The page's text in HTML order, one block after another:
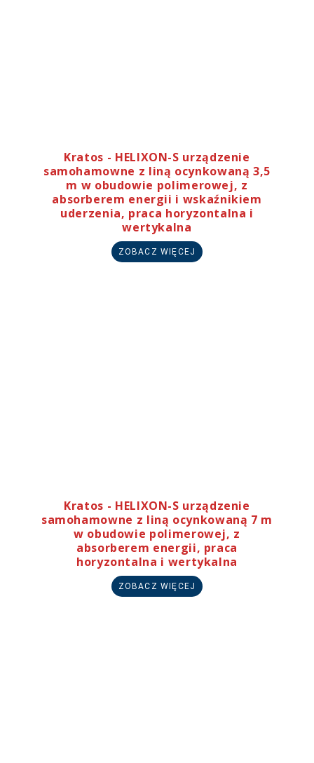
Kratos - HELIXON-S urządzenie
samohamowne z liną ocynkowaną 3,5
m w obudowie polimerowej, z
absorberem energii i wskaźnikiem
uderzenia, praca horyzontalna i
wertykalna
ZOBACZ WIĘCEJ
Kratos - HELIXON-S urządzenie
samohamowne z liną ocynkowaną 7 m
w obudowie polimerowej, z
absorberem energii, praca
horyzontalna i wertykalna
ZOBACZ WIĘCEJ